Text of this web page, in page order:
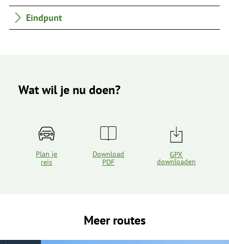
Eindpunt
Wat wil je nu doen?
Plan je
reis
Download
PDF
GPX
downloaden
Meer routes